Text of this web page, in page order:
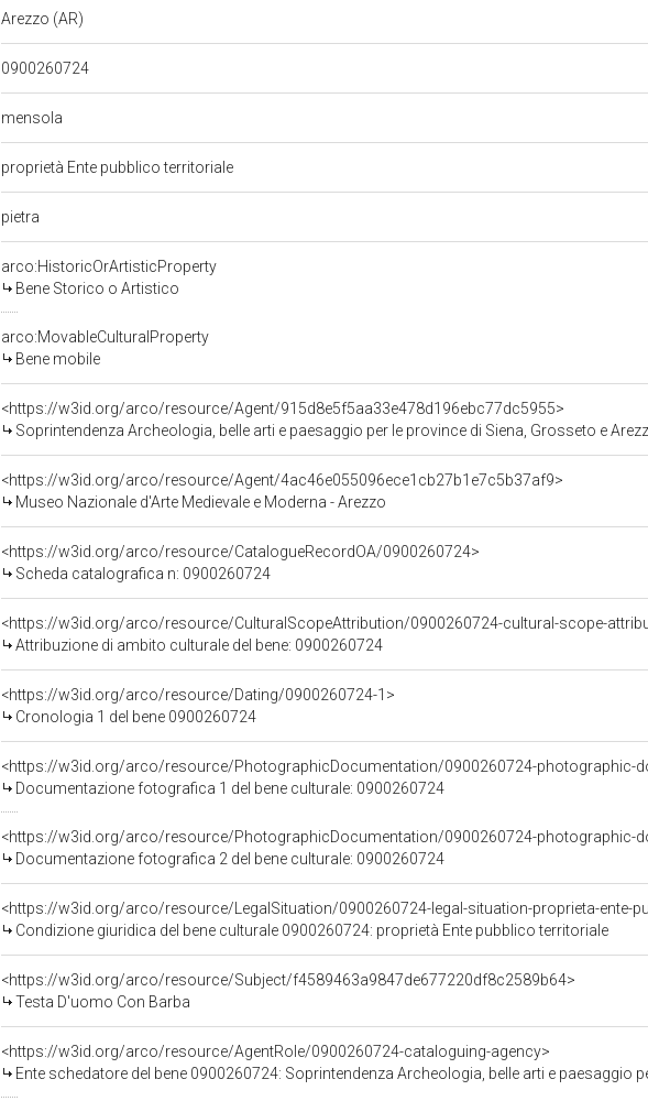
Arezzo (AR)
0900260724
mensola
proprietà Ente pubblico territoriale
pietra
arco:HistoricOrArtisticProperty
Bene Storico o Artistico
arco:MovableCulturalProperty
Bene mobile
<https://w3id.org/arco/resource/Agent/915d8e5f5aa33e478d196ebc77dc5955>
Soprintendenza Archeologia, belle arti e paesaggio per le province di Siena, Grosseto e
<https://w3id.org/arco/resource/Agent/4ac46e055096ece1cb27b1e7c5b37af9>
Museo Nazionale d'Arte Medievale e Moderna - Arezzo
<https://w3id.org/arco/resource/CatalogueRecordOA/0900260724>
Scheda catalografica n: 0900260724
<https://w3id.org/arco/resource/CulturalScopeAttribution/0900260724-cultural-scope-
Attribuzione di ambito culturale del bene: 0900260724
<https://w3id.org/arco/resource/Dating/0900260724-1>
Cronologia 1 del bene 0900260724
<https://w3id.org/arco/resource/PhotographicDocumentation/0900260724-photographic-
Documentazione fotografica 1 del bene culturale: 0900260724
<https://w3id.org/arco/resource/PhotographicDocumentation/0900260724-photographic-
Documentazione fotografica 2 del bene culturale: 0900260724
<https://w3id.org/arco/resource/LegalSituation/0900260724-legal-situation-proprieta-ente-
Condizione giuridica del bene culturale 0900260724: proprietà Ente pubblico territoriale
<https://w3id.org/arco/resource/Subject/f4589463a9847de677220df8c2589b64>
Testa D'uomo Con Barba
<https://w3id.org/arco/resource/AgentRole/0900260724-cataloguing-agency>
Ente schedatore del bene 0900260724: Soprintendenza Archeologia, belle arti e paesaggio